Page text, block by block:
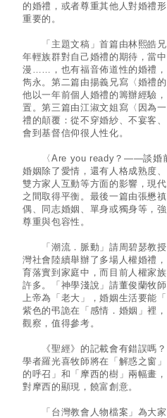
的婚禮，或者尊重其他人對婚禮
重要的。
「主題文稿」首篇由林熙皓兄
年輕族群對自己婚禮的期待，當
漫……，也有福音佈道性的婚禮
雋永。第二篇由揚義兄寫〈婚禮
他以一年前個人婚禮的籌辦經驗
置。第三篇由江淑文姐寫〈因為
禮的顛覆：從不穿婚紗、不宴客
會到基督信仰很人性化。
〈Are you ready？——談婚前
婚姻除了愛情，還有人格成熟度
雙方家人互動等方面的影響，現
之間取得平衡。最後一篇由張懋
偶、同志婚姻、單身或獨身等，
尊重與包容性。
「潮流．脈動」請周碧瑟教授
灣社會陸續舉辦了多場人權婚禮
育落實到家庭中，而目前人權家
許多。「神學淺說」請董俊蘭牧
上帝為「老大」，婚姻生活要能
紫色的弔詭在「感情．婚姻」裡
觀察，值得參考。
《聖經》的記載會有錯誤嗎？
學者羅光喜牧師將在「解惑之窗
的呼召」和「摩西的樹」兩幅畫
對摩西的顯現，饒富創意。
「台灣教會人物檔案」為大家